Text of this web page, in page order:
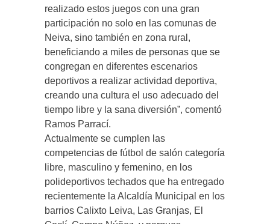
realizado estos juegos con una gran
participación no solo en las comunas de
Neiva, sino también en zona rural,
beneficiando a miles de personas que se
congregan en diferentes escenarios
deportivos a realizar actividad deportiva,
creando una cultura el uso adecuado del
tiempo libre y la sana diversión”, comentó
Ramos Parrací.
Actualmente se cumplen las
competencias de fútbol de salón categoría
libre, masculino y femenino, en los
polideportivos techados que ha entregado
recientemente la Alcaldía Municipal en los
barrios Calixto Leiva, Las Granjas, El